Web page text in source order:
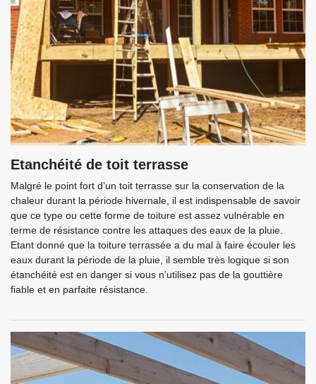
Etanchéité de toit terrasse
Malgré le point fort d’un toit terrasse sur la conservation de la
chaleur durant la période hivernale, il est indispensable de savoir
que ce type ou cette forme de toiture est assez vulnérable en
terme de résistance contre les attaques des eaux de la pluie.
Etant donné que la toiture terrassée a du mal à faire écouler les
eaux durant la période de la pluie, il semble très logique si son
étanchéité est en danger si vous n’utilisez pas de la gouttière
fiable et en parfaite résistance.